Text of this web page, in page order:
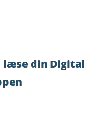
læse din Digital